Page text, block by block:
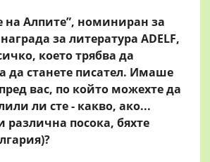
на Алпите”, номиниран за
за литература ADELF,
което трябва да
да станете писател. Имаше
вас, по който можехте да
ли сте - какво, ако...
различна посока, бяхте